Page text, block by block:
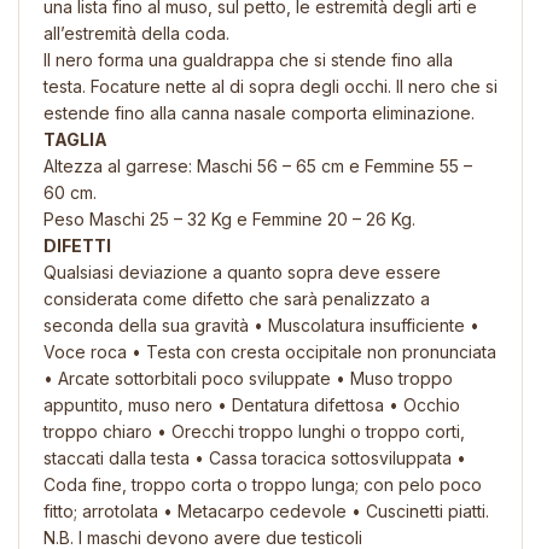
una lista fino al muso, sul petto, le estremità degli arti e
all’estremità della coda.
Il nero forma una gualdrappa che si stende fino alla
testa. Focature nette al di sopra degli occhi. Il nero che si
estende fino alla canna nasale comporta eliminazione.
TAGLIA
Altezza al garrese: Maschi 56 – 65 cm e Femmine 55 –
60 cm.
Peso Maschi 25 – 32 Kg e Femmine 20 – 26 Kg.
DIFETTI
Qualsiasi deviazione a quanto sopra deve essere
considerata come difetto che sarà penalizzato a
seconda della sua gravità • Muscolatura insufficiente •
Voce roca • Testa con cresta occipitale non pronunciata
• Arcate sottorbitali poco sviluppate • Muso troppo
appuntito, muso nero • Dentatura difettosa • Occhio
troppo chiaro • Orecchi troppo lunghi o troppo corti,
staccati dalla testa • Cassa toracica sottosviluppata •
Coda fine, troppo corta o troppo lunga; con pelo poco
fitto; arrotolata • Metacarpo cedevole • Cuscinetti piatti.
N.B. I maschi devono avere due testicoli